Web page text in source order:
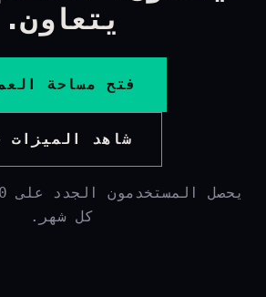
يتعاون.
فتح مساحة
شاهد الميزات
كل شهر.